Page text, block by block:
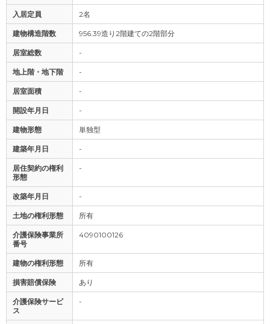
入居定員 2名
建物構造階数 956.39造り2階建ての2階部分
居室総数 -
地上階・地下階 -
居室面積 -
開設年月日 -
建物形態 単独型
建築年月日 -
居住契約の権利
形態
-
改築年月日 -
土地の権利形態 所有
介護保険事業所
番号
4090100126
建物の権利形態 所有
損害賠償保険 あり
介護保険サービ
ス
-